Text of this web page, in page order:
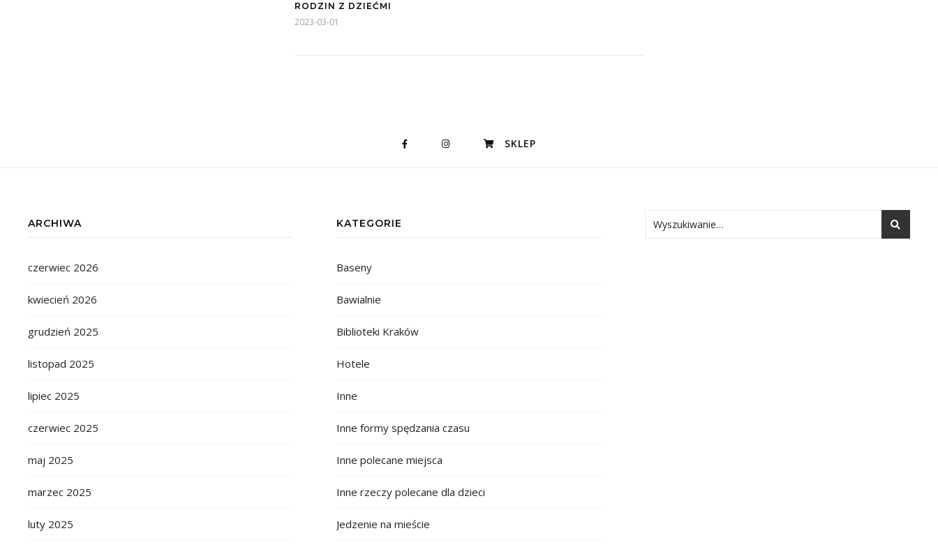
RODZIN Z DZIEĆMI
2023-03-01
SKLEP
ARCHIWA
czerwiec 2026
kwiecień 2026
grudzień 2025
listopad 2025
lipiec 2025
czerwiec 2025
maj 2025
marzec 2025
luty 2025
KATEGORIE
Baseny
Bawialnie
Biblioteki Kraków
Hotele
Inne
Inne formy spędzania czasu
Inne polecane miejsca
Inne rzeczy polecane dla dzieci
Jedzenie na mieście